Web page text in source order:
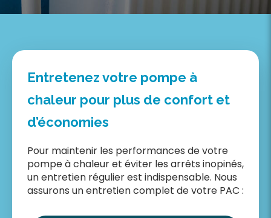
Entretenez votre pompe à
chaleur pour plus de confort et
d’économies
Pour maintenir les performances de votre
pompe à chaleur et éviter les arrêts inopinés,
un entretien régulier est indispensable. Nous
assurons un entretien complet de votre PAC :